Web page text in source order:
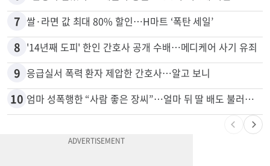
6 “전쟁터 같았다”…테슬라 충돌로 OC 주택 4채 파손
7 쌀·라면 값 최대 80% 할인…H마트 ‘폭탄 세일’
8 '14년째 도피' 한인 간호사 공개 수배…메디케어 사기 유죄
9 응급실서 폭력 환자 제압한 간호사…알고 보니
엄마 성폭행한 “사람 좋은 장씨”…얼마 뒤 딸 배도 불러왔다